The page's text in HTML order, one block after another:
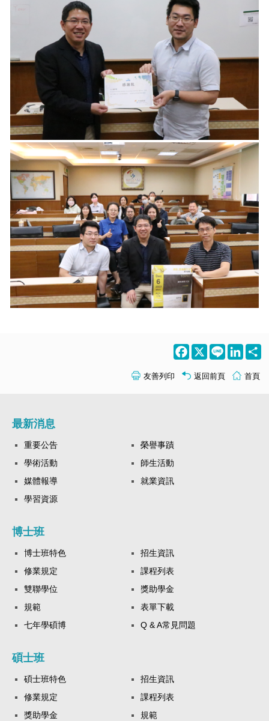
Facebook
X Line
友善列印 返回前頁 首頁
最新消息
重要公告
榮譽事蹟
學術活動
師生活動
媒體報導
就業資訊
學習資源
博士班
博士班特色
招生資訊
修業規定
課程列表
雙聯學位
獎助學金
規範
表單下載
七年學碩博
Q & A常見問題
碩士班
碩士班特色
招生資訊
修業規定
課程列表
獎助學金
規範